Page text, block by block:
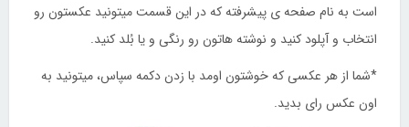
است به نام صفحه ی پیشرفته که در این قسمت میتونید عکستون رو
انتخاب و آپلود کنید و نوشته هاتون رو رنگی و یا بُلد کنید.
*شما از هر عکسی که خوشتون اومد با زدن دکمه سپاس، میتونید به
اون عکس رای بدید.